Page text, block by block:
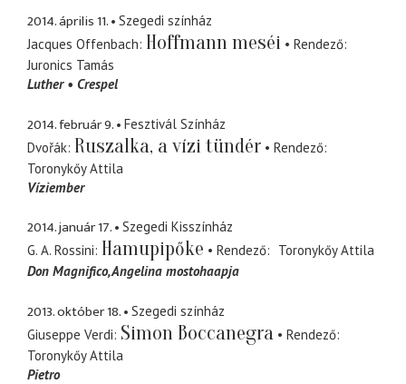
2014. április 11.
Szegedi színház
Jacques Offenbach Hoffmann meséi
Rendező
Juronics Tamás
Luther
Crespel
2014. február 9.
Fesztivál Színház
Dvořák Ruszalka, a vízi tündér
Rendező
Toronykőy Attila
Víziember
2014. január 17.
Szegedi Kisszínház
G. A. Rossini Hamupipőke Rendező
Toronykőy Attila
Don Magnifico Angelina mostohaapja
2013. október 18.
Szegedi színház
Giuseppe Verdi Simon Boccanegra
Rendező
Toronykőy Attila
Pietro